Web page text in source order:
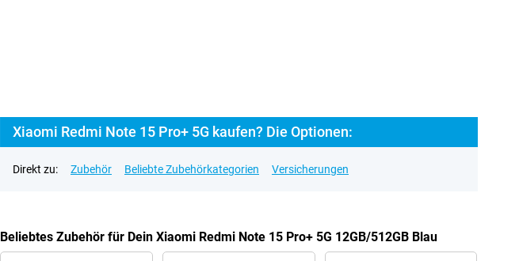
Xiaomi Redmi Note 15 Pro+ 5G kaufen? Die Optionen:
Direkt zu: Zubehör Beliebte Zubehörkategorien Versicherungen
Beliebtes Zubehör für Dein Xiaomi Redmi Note 15 Pro+ 5G 12GB/512GB Blau